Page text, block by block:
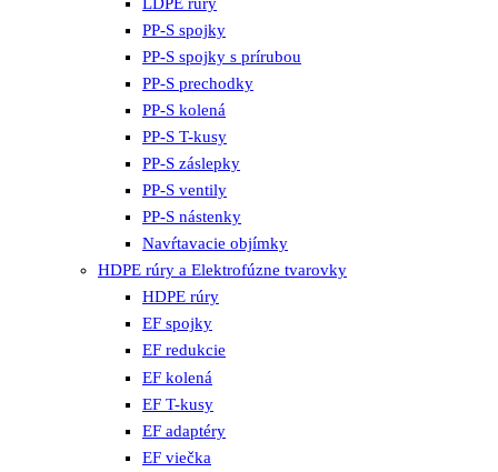
LDPE rúry
PP-S spojky
PP-S spojky s prírubou
PP-S prechodky
PP-S kolená
PP-S T-kusy
PP-S záslepky
PP-S ventily
PP-S nástenky
Navŕtavacie objímky
HDPE rúry a Elektrofúzne tvarovky
HDPE rúry
EF spojky
EF redukcie
EF kolená
EF T-kusy
EF adaptéry
EF viečka